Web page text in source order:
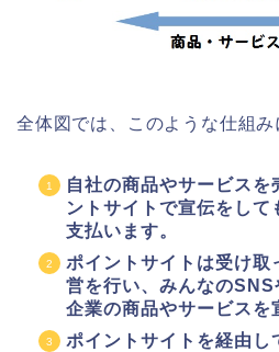
全体図では、このような仕組み
自社の商品やサービスを
ントサイトで宣伝をして
支払います。
ポイントサイトは受け取
営を行い、みんなの
企業の商品やサービスを
ポイントサイトを経由し